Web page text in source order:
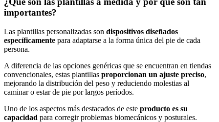
importantes?
Las plantillas personalizadas son dispositivos diseñados
específicamente para adaptarse a la forma única del pie de cada
persona.
A diferencia de las opciones genéricas que se encuentran en tiendas
convencionales, estas plantillas proporcionan un ajuste preciso,
mejorando la distribución del peso y reduciendo molestias al
caminar o estar de pie por largos períodos.
Uno de los aspectos más destacados de este producto es su
capacidad para corregir problemas biomecánicos y posturales.